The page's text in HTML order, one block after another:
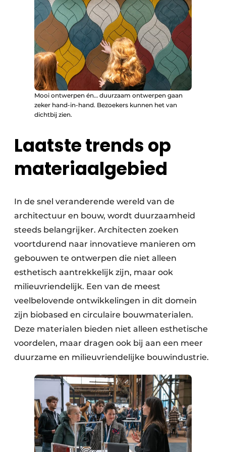
Mooi ontwerpen én… duurzaam ontwerpen gaan
zeker hand-in-hand. Bezoekers kunnen het van
dichtbij zien.
Laatste trends op
materiaalgebied
In de snel veranderende wereld van de
architectuur en bouw, wordt duurzaamheid
steeds belangrijker. Architecten zoeken
voortdurend naar innovatieve manieren om
gebouwen te ontwerpen die niet alleen
esthetisch aantrekkelijk zijn, maar ook
milieuvriendelijk. Een van de meest
veelbelovende ontwikkelingen in dit domein
zijn biobased en circulaire bouwmaterialen.
Deze materialen bieden niet alleen esthetische
voordelen, maar dragen ook bij aan een meer
duurzame en milieuvriendelijke bouwindustrie.